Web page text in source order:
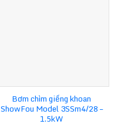
Bơm chìm giếng khoan
ShowFou Model 3SSm4/28 –
1.5kW